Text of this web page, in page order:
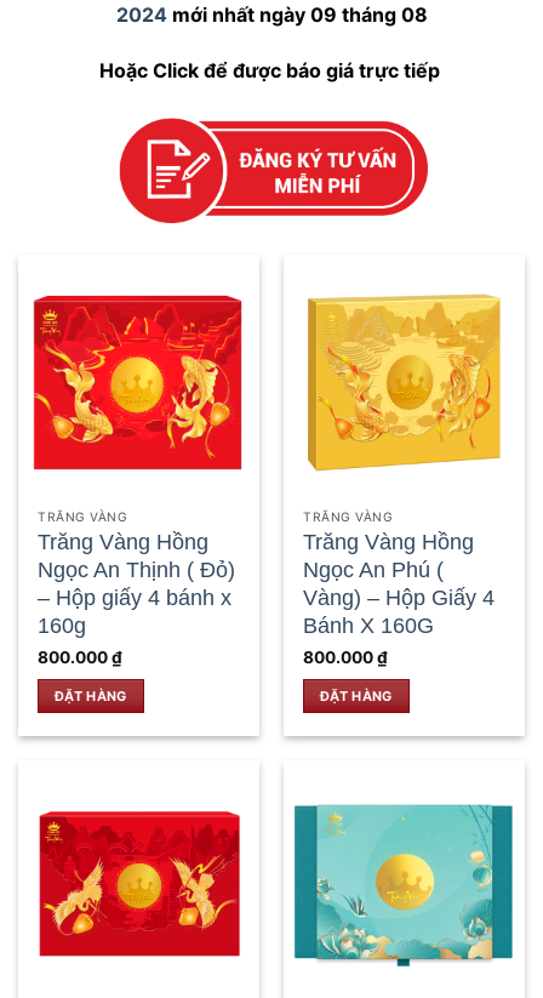
2024 mới nhất ngày 09 tháng 08
Hoặc Click để được báo giá trực tiếp
TRĂNG VÀNG
Trăng Vàng Hồng
Ngọc An Thịnh ( Đỏ)
– Hộp giấy 4 bánh x
160g
800.000₫
ĐẶT HÀNG
TRĂNG VÀNG
Trăng Vàng Hồng
Ngọc An Phú (
Vàng) – Hộp Giấy 4
Bánh X 160G
800.000₫
ĐẶT HÀNG